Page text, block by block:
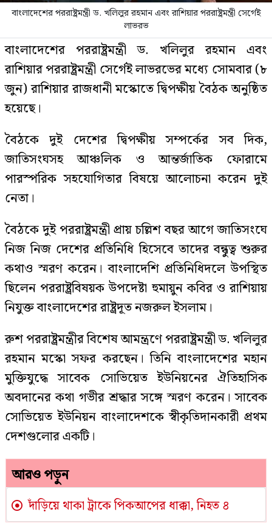
বাংলাদেশের পররাষ্ট্রমন্ত্রী ড. খলিলুর রহমান এবং রাশিয়ার পররাষ্ট্রমন্ত্রী সের্গেই
লাভরভ
বাংলাদেশের পররাষ্ট্রমন্ত্রী ড. খলিলুর রহমান এবং
রাশিয়ার পররাষ্ট্রমন্ত্রী সের্গেই লাভরভের মধ্যে সোমবার (৮
জুন) রাশিয়ার রাজধানী মস্কোতে দ্বিপক্ষীয় বৈঠক অনুষ্ঠিত
হয়েছে।
বৈঠকে দুই দেশের দ্বিপক্ষীয় সম্পর্কের সব দিক,
জাতিসংঘসহ আঞ্চলিক ও আন্তর্জাতিক ফোরামে
পারস্পরিক সহযোগিতার বিষয়ে আলোচনা করেন দুই
নেতা।
বৈঠকে দুই পররাষ্ট্রমন্ত্রী প্রায় চল্লিশ বছর আগে জাতিসংঘে
নিজ নিজ দেশের প্রতিনিধি হিসেবে তাদের বন্ধুত্ব শুরুর
কথাও স্মরণ করেন। বাংলাদেশি প্রতিনিধিদলে উপস্থিত
ছিলেন পররাষ্ট্রবিষয়ক উপদেষ্টা হুমায়ুন কবির ও রাশিয়ায়
নিযুক্ত বাংলাদেশের রাষ্ট্রদূত নজরুল ইসলাম।
রুশ পররাষ্ট্রমন্ত্রীর বিশেষ আমন্ত্রণে পররাষ্ট্রমন্ত্রী ড. খলিলুর
রহমান মস্কো সফর করছেন। তিনি বাংলাদেশের মহান
মুক্তিযুদ্ধে সাবেক সোভিয়েত ইউনিয়নের ঐতিহাসিক
অবদানের কথা গভীর শ্রদ্ধার সঙ্গে স্মরণ করেন। সাবেক
সোভিয়েত ইউনিয়ন বাংলাদেশকে স্বীকৃতিদানকারী প্রথম
দেশগুলোর একটি।
আরও পড়ুন
দাঁড়িয়ে থাকা ট্রাকে পিকআপের ধাক্কা, নিহত ৪